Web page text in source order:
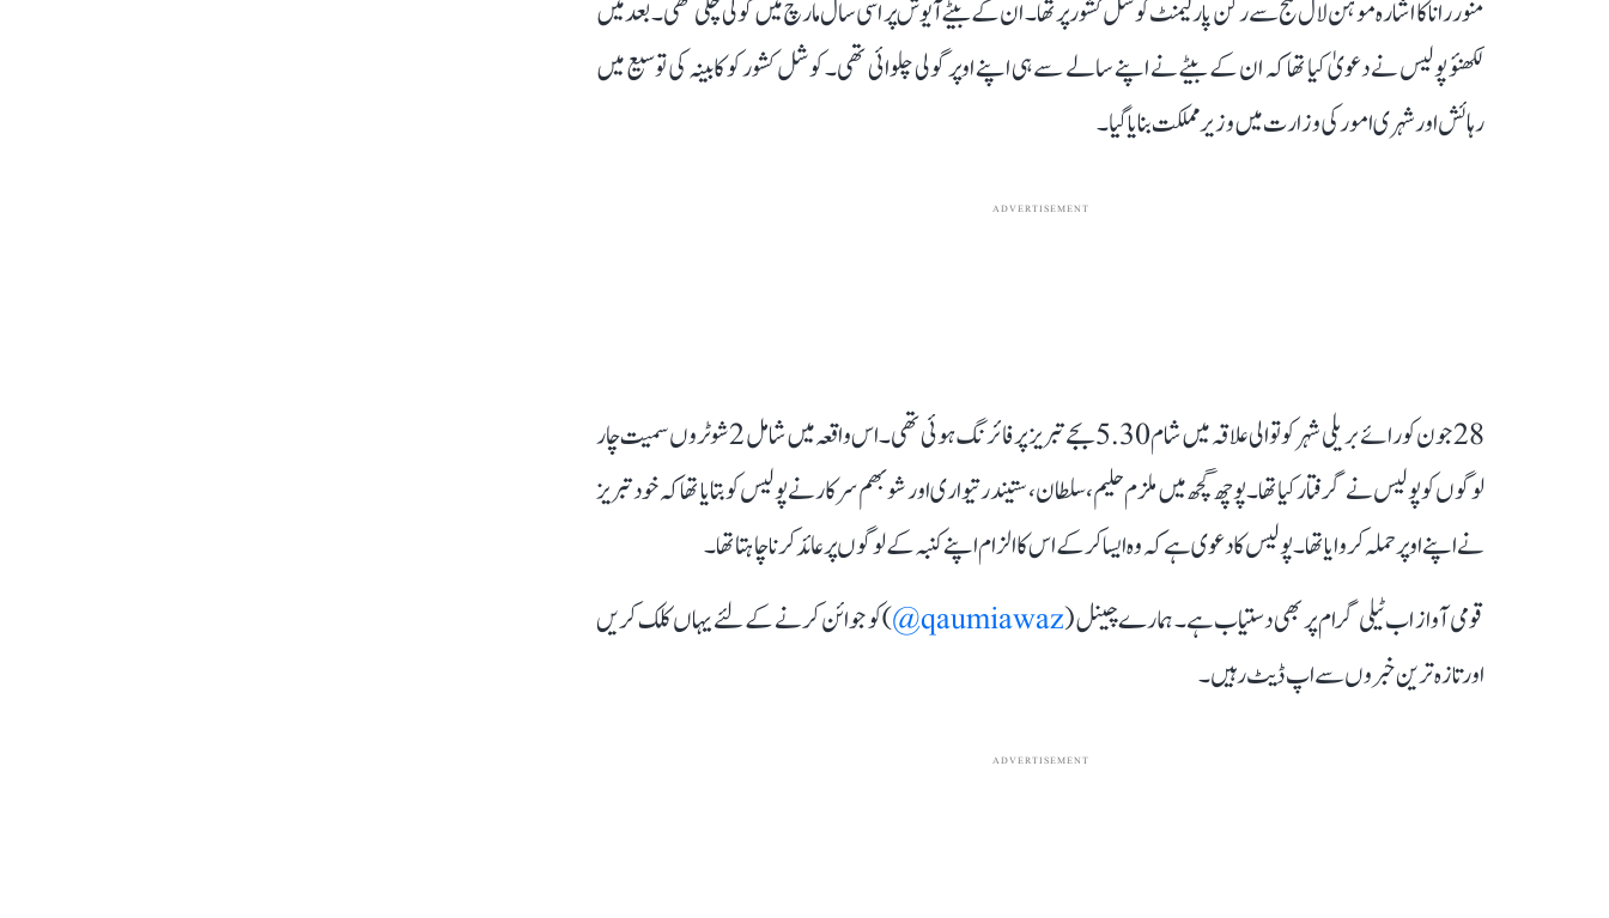
منور رانا کا اشارہ موہن لال گنج سے رکن پارلیمنٹ کوشل کشور پر تھا۔ ان کے بیٹے آیوش پر اسی سال مارچ میں گولی چلی تھی۔ بعد میں
لکھنؤ پولیس نے دعویٰ کیا تھا کہ ان کے بیٹے نے اپنے سالے سے ہی اپنے اوپر گولی چلوائی تھی۔ کوشل کشور کو کابینہ کی توسیع میں
رہائش اور شہری امور کی وزارت میں وزیر مملکت بنایا گیا۔
ADVERTISEMENT
28 جون کو رائے بریلی شہر کوتوالی علاقہ میں شام 5.30 بجے تبریز پر فائرنگ ہوئی تھی۔ اس واقعہ میں شامل 2 شوٹروں سمیت چار
لوگوں کو پولیس نے گرفتار کیا تھا۔ پوچھ گچھ میں ملزم حلیم، سلطان، ستیندر تیواری اور شوبھم سرکار نے پولیس کو بتایا تھا کہ خود تبریز
نے اپنے اوپر حملہ کروایا تھا۔ پولیس کا دعوی ہے کہ وہ ایسا کر کے اس کا الزام اپنے کنبہ کے لوگوں پر عائد کرنا چاہتا تھا۔
قومی آواز اب ٹیلی گرام پر بھی دستیاب ہے۔ ہمارے چینل (qaumiawaz@
) کو جوائن کرنے کے لئے یہاں کلک کریں
اور تازہ ترین خبروں سے اپ ڈیٹ رہیں۔
ADVERTISEMENT